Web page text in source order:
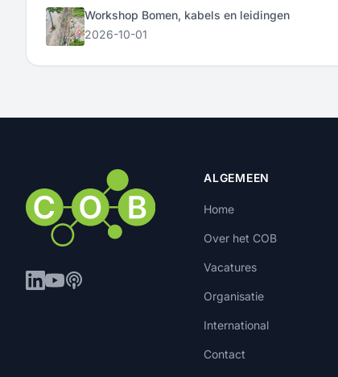
Workshop Bomen, kabels en leidingen
2026-10-01
ALGEMEEN
Home
Over het COB
Vacatures
Organisatie
International
Contact